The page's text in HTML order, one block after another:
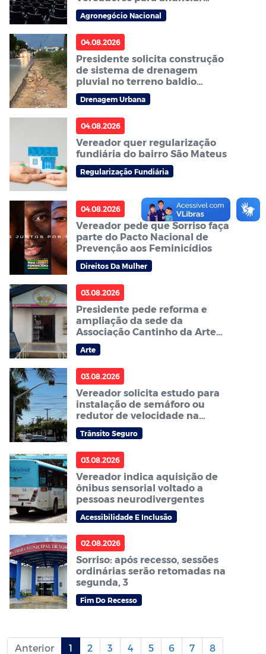
Abertura Nacional do Plantio
da Soja 2026/27
Agronegócio Nacional
04.08.2026
Presidente solicita construção
de sistema de drenagem
pluvial no terreno baldio
localizado ao lado da
Faculdade Fasipe
Drenagem Urbana
04.08.2026
Vereador quer regularização
fundiária do bairro São Mateus
Regularização Fundiária
04.08.2026
Vereador pede que Sorriso faça
parte do Pacto Nacional de
Prevenção aos Feminicídios
Direitos Da Mulher
03.08.2026
Presidente pede reforma e
ampliação da sede da
Associação Cantinho da Arte
de Sorriso – ACAS
Arte
03.08.2026
Vereador solicita estudo para
instalação de semáforo ou
redutor de velocidade na
avenida Curitiba no bairro
Centro Sul
Trânsito Seguro
03.08.2026
Vereador indica aquisição de
ônibus sensorial voltado a
pessoas neurodivergentes
Acessibilidade E Inclusão
02.08.2026
Sorriso: após recesso, sessões
ordinárias serão retomadas na
segunda, 3
Fim Do Recesso
Anterior 1 2 3 4 5 6 7
8